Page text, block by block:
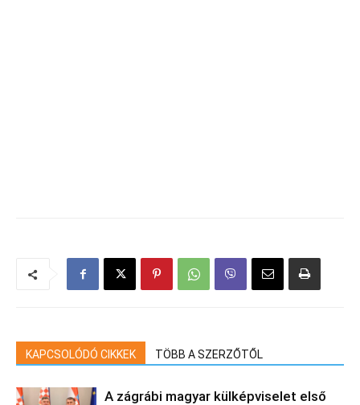
KAPCSOLÓDÓ CIKKEK TÖBB A SZERZŐTŐL
A zágrábi magyar külképviselet első